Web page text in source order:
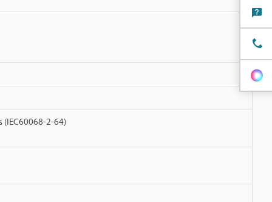
(IEC60068-2-64)